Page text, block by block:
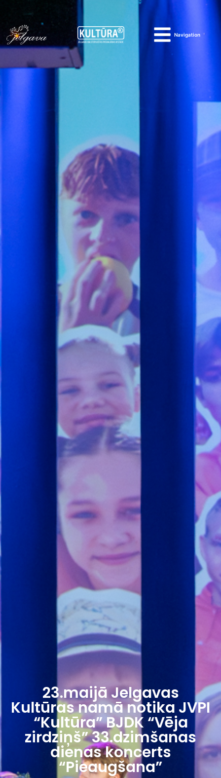
Navigation
23.maijā Jelgavas
Kultūras namā notika JVPI
“Kultūra” BJDK “Vēja
zirdziņš” 33.dzimšanas
dienas koncerts
“Pieaugšana”